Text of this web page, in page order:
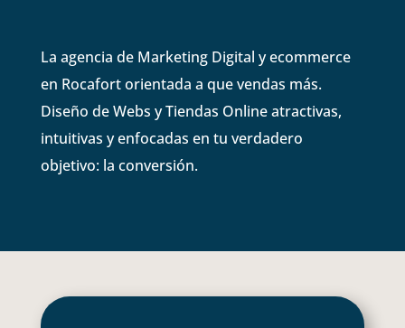
La agencia de Marketing Digital y ecommerce
en Rocafort orientada a que vendas más.
Diseño de Webs y Tiendas Online atractivas,
intuitivas y enfocadas en tu verdadero
objetivo: la conversión.